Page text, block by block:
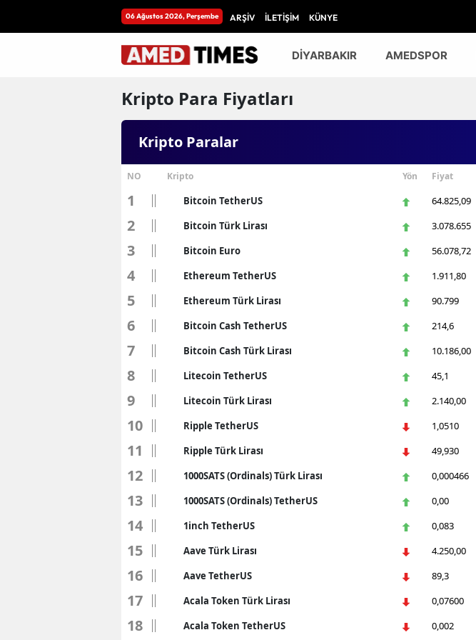
06 Ağustos 2026, Perşembe ARŞİV İLETİŞİM KÜNYE
DİYARBAKIR AMEDSPOR
Kripto Para Fiyatları
Kripto Paralar
NO Kripto Yön Fiyat
1 Bitcoin TetherUS 64.825,09
2 Bitcoin Türk Lirası 3.078.655
3 Bitcoin Euro 56.078,72
4 Ethereum TetherUS 1.911,80
5 Ethereum Türk Lirası 90.799
6 Bitcoin Cash TetherUS 214,6
7 Bitcoin Cash Türk Lirası 10.186,00
8 Litecoin TetherUS 45,1
9 Litecoin Türk Lirası 2.140,00
10 Ripple TetherUS 1,0510
11 Ripple Türk Lirası 49,930
12 1000SATS (Ordinals) Türk Lirası 0,000466
13 1000SATS (Ordinals) TetherUS 0,00
14 1inch TetherUS 0,083
15 Aave Türk Lirası 4.250,00
16 Aave TetherUS 89,3
17 Acala Token Türk Lirası 0,07600
18 Acala Token TetherUS 0,002